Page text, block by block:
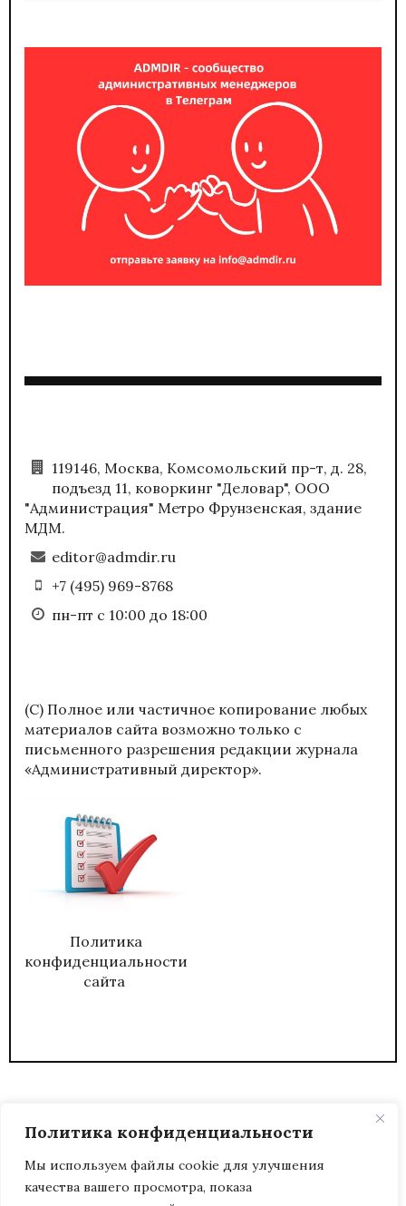
Политика конфиденциальности
Мы используем файлы cookie для улучшения
качества вашего просмотра, показа
119146, Москва, Комсомольский пр-т, д. 28,
подъезд 11, коворкинг "Деловар", ООО
"Администрация" Метро Фрунзенская, здание
МДМ.
editor@admdir.ru
+7 (495) 969-8768
пн-пт с 10:00 до 18:00
(С) Полное или частичное копирование любых
материалов сайта возможно только с
письменного разрешения редакции журнала
«Административный директор».
Политика
конфиденциальности
сайта